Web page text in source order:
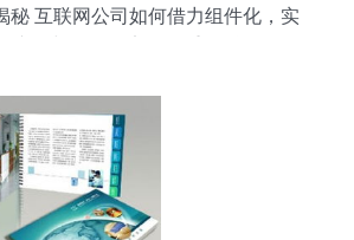
秘 互联网公司如何借力组件化，实